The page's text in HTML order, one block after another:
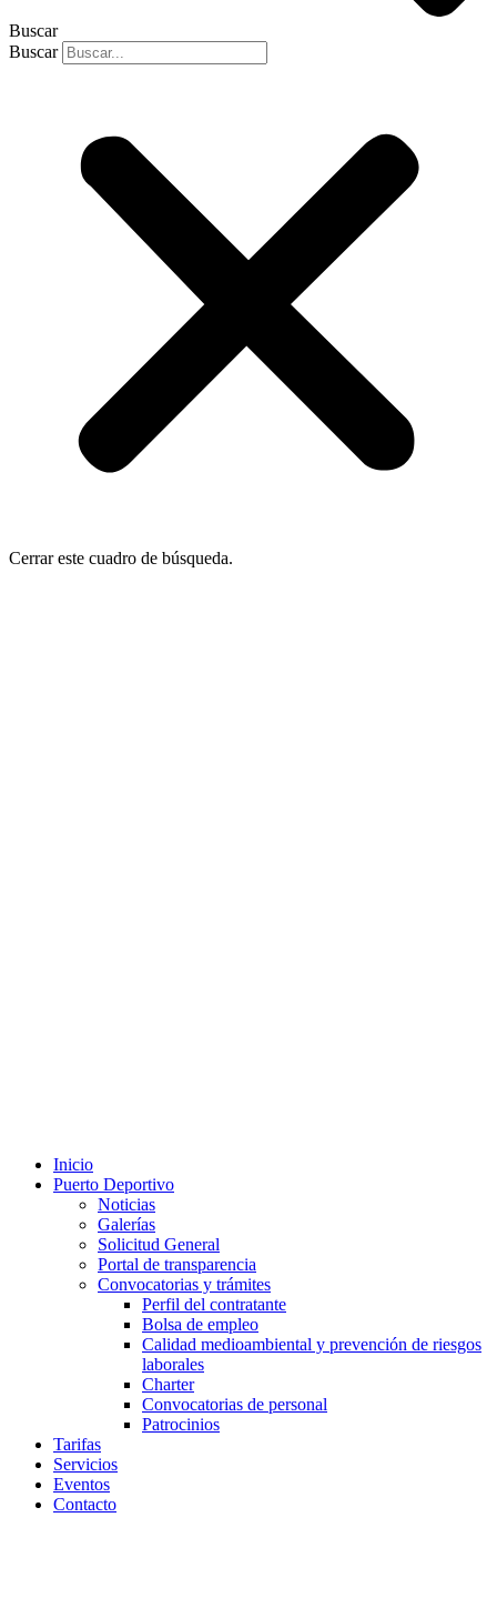
Buscar
Buscar
Cerrar este cuadro de búsqueda.
Inicio
Puerto Deportivo
Noticias
Galerías
Solicitud General
Portal de transparencia
Convocatorias y trámites
Perfil del contratante
Bolsa de empleo
Calidad medioambiental y prevención de riesgos
laborales
Charter
Convocatorias de personal
Patrocinios
Tarifas
Servicios
Eventos
Contacto